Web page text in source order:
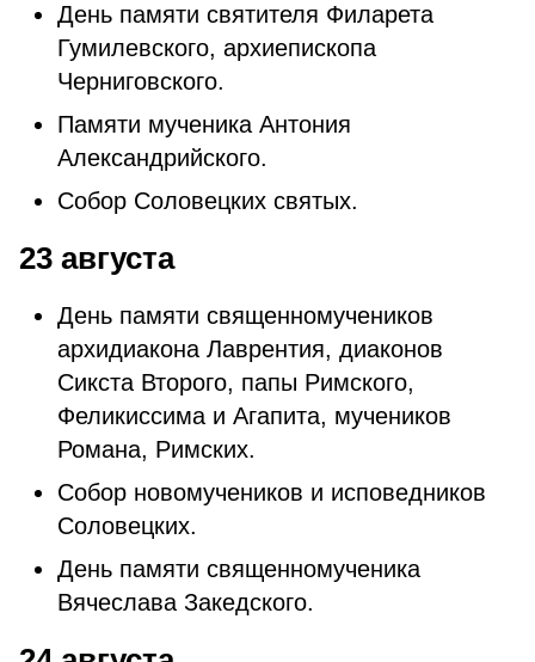
День памяти святителя Филарета
Гумилевского, архиепископа
Черниговского.
Памяти мученика Антония
Александрийского.
Собор Соловецких святых.
23 августа
День памяти священномучеников
архидиакона Лаврентия, диаконов
Сикста Второго, папы Римского,
Феликиссима и Агапита, мучеников
Романа, Римских.
Собор новомучеников и исповедников
Соловецких.
День памяти священномученика
Вячеслава Закедского.